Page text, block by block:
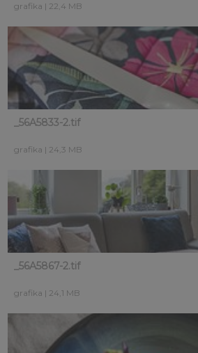
grafika | 22,4 MB
_56A5833-2.tif
grafika | 24,3 MB
_56A5867-2.tif
grafika | 24,1 MB